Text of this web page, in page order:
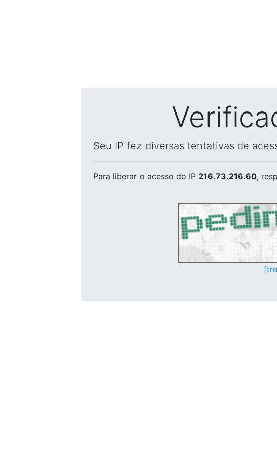
Seu IP fez diversas tentativas de
Para liberar o acesso do IP 216.73.216.60,